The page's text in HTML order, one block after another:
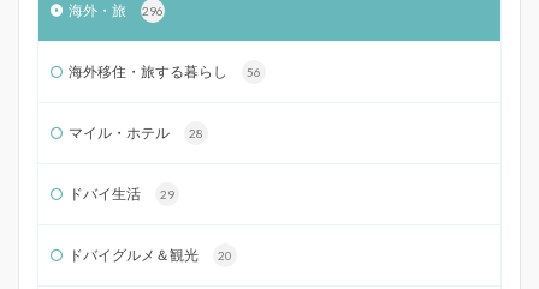
海外・旅 296
海外移住・旅する暮らし 56
マイル・ホテル 28
ドバイ生活 29
ドバイグルメ＆観光 20